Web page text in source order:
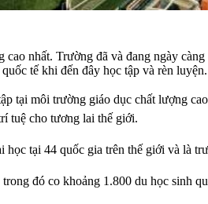
nhất. Trường đã và đang ngày
tế khi đến đây học tập và rèn luyện.
tại môi trường giáo dục chất lượng
tuệ cho tương lai thế giới.
tại 44 quốc gia trên thế giới và là
đó co khoảng 1.800 du học sinh